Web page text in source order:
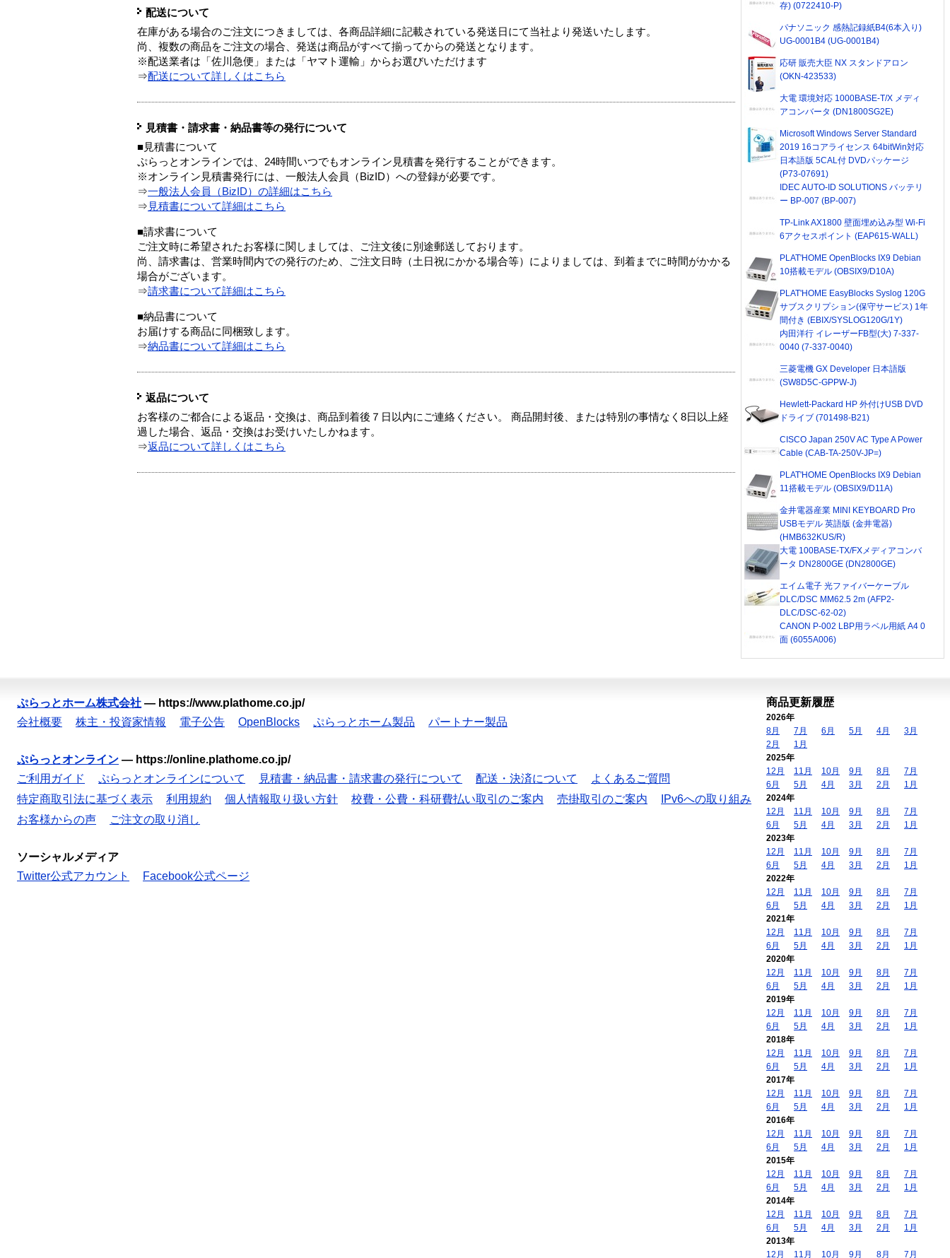
配送について
在庫がある場合のご注文につきましては、各商品詳細に記載されている発送日にて当社より発送いたします。
尚、複数の商品をご注文の場合、発送は商品がすべて揃ってからの発送となります。
※配送業者は「佐川急便」または「ヤマト運輸」からお選びいただけます
⇒配送について詳しくはこちら
見積書・請求書・納品書等の発行について
■見積書について
ぷらっとオンラインでは、24時間いつでもオンライン見積書を発行することができます。
※オンライン見積書発行には、一般法人会員（BizID）への登録が必要です。
⇒一般法人会員（BizID）の詳細はこちら
⇒ 見積書について詳細はこちら
■請求書について
ご注文時に希望されたお客様に関しましては、ご注文後に別途郵送しております。
尚、請求書は、営業時間内での発行のため、ご注文日時（土日祝にかかる場合等）によりましては、到着までに時間がかかる
場合がございます。
⇒請求書について詳細はこちら
■納品書について
お届けする商品に同梱致します。
⇒納品書について詳細はこちら
返品について
お客様のご都合による返品・交換は、商品到着後７日以内にご連絡ください。 商品開封後、または特別の事情なく8日以上経
過した場合、返品・交換はお受けいたしかねます。
⇒返品について詳しくはこちら
存) (0722410-P)
パナソニック 感熱記録紙B4(6本入り)
UG-0001B4 (UG-0001B4)
応研 販売大臣 NX スタンドアロン
(OKN-423533)
大電 環境対応 1000BASE-T/X メディ
アコンバータ (DN1800SG2E)
Microsoft Windows Server Standard
2019 16コアライセンス 64bitWin対応
日本語版 5CAL付 DVDパッケージ
(P73-07691)
IDEC AUTO-ID SOLUTIONS バッテリ
ー BP-007 (BP-007)
TP-Link AX1800 壁面埋め込み型 Wi-Fi
6アクセスポイント (EAP615-WALL)
PLAT'HOME OpenBlocks IX9 Debian
10搭載モデル (OBSIX9/D10A)
PLAT'HOME EasyBlocks Syslog 120G
サブスクリプション(保守サービス) 1年
間付き (EBIX/SYSLOG120G/1Y)
内田洋行 イレーザーFB型(大) 7-337-
0040 (7-337-0040)
三菱電機 GX Developer 日本語版
(SW8D5C-GPPW-J)
Hewlett-Packard HP 外付けUSB DVD
ドライブ (701498-B21)
CISCO Japan 250V AC Type A Power
Cable (CAB-TA-250V-JP=)
PLAT'HOME OpenBlocks IX9 Debian
11搭載モデル (OBSIX9/D11A)
金井電器産業 MINI KEYBOARD Pro
USBモデル 英語版 (金井電器)
(HMB632KUS/R)
大電 100BASE-TX/FXメディアコンバ
ータ DN2800GE (DN2800GE)
エイム電子 光ファイバーケーブル
DLC/DSC MM62.5 2m (AFP2-
DLC/DSC-62-02)
CANON P-002 LBP用ラベル用紙 A4 0
面 (6055A006)
ぷらっとホーム株式会社 — https://www.plathome.co.jp/
会社概要
株主・投資家情報 電子公告 OpenBlocks ぷらっとホーム製品 パートナー製品
ぷらっとオンライン — https://online.plathome.co.jp/
ご利用ガイド
ぷらっとオンラインについて 見積書・納品書・請求書の発行について 配送・決済について
よくあるご質問
特定商取引法に基づく表示
利用規約 個人情報取り扱い方針 校費・公費・科研費払い取引のご案内 売掛取引のご案内
IPv6への取り組み
お客様からの声
ご注文の取り消し
ソーシャルメディア
Twitter公式アカウント
Facebook公式ページ
商品更新履歴
2026年
8月
7月 6月 5月 4月
3月
2月
1月
2025年
12月
11月 10月 9月 8月
7月
6月
5月 4月 3月 2月
1月
2024年
12月
11月 10月 9月 8月
7月
6月
5月 4月 3月 2月
1月
2023年
12月
11月 10月 9月 8月
7月
6月
5月 4月 3月 2月
1月
2022年
12月
11月 10月 9月 8月
7月
6月
5月 4月 3月 2月
1月
2021年
12月
11月 10月 9月 8月
7月
6月
5月 4月 3月 2月
1月
2020年
12月
11月 10月 9月 8月
7月
6月
5月 4月 3月 2月
1月
2019年
12月
11月 10月 9月 8月
7月
6月
5月 4月 3月 2月
1月
2018年
12月
11月 10月 9月 8月
7月
6月
5月 4月 3月 2月
1月
2017年
12月
11月 10月 9月 8月
7月
6月
5月 4月 3月 2月
1月
2016年
12月
11月 10月 9月 8月
7月
6月
5月 4月 3月 2月
1月
2015年
12月
11月 10月 9月 8月
7月
6月
5月 4月 3月 2月
1月
2014年
12月
11月 10月 9月 8月
7月
6月
5月 4月 3月 2月
1月
2013年
12月
11月 10月 9月 8月 7月